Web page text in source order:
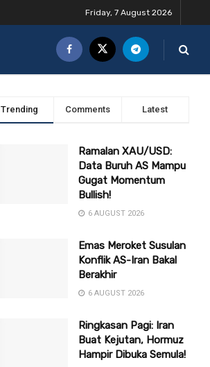
Friday, 7 August 2026
Trending Comments Latest
Ramalan XAU/USD:
Data Buruh AS Mampu
Gugat Momentum
Bullish!
6 AUGUST 2026
Emas Meroket Susulan
Konflik AS-Iran Bakal
Berakhir
6 AUGUST 2026
Ringkasan Pagi: Iran
Buat Kejutan, Hormuz
Hampir Dibuka Semula!